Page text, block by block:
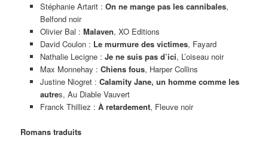
Stéphanie Artarit : On ne mange pas les cannibales,
Belfond noir
Olivier Bal : Malaven, XO Editions
David Coulon : Le murmure des victimes, Fayard
Nathalie Lecigne : Je ne suis pas d’ici, L’oiseau noir
Max Monnehay : Chiens fous, Harper Collins
Justine Niogret : Calamity Jane, un homme comme les
autres, Au Diable Vauvert
Franck Thilliez : À retardement, Fleuve noir
Romans traduits